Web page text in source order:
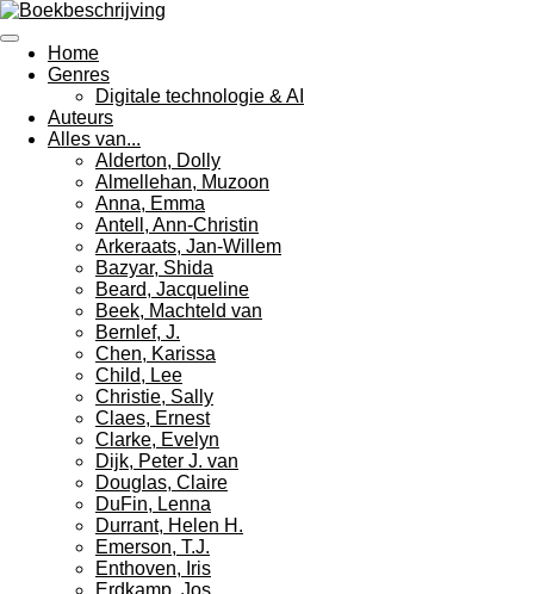
Ga
direct
naar
de
hoofdinhoud
Home
Genres
Digitale technologie & AI
Auteurs
Alles van...
Alderton, Dolly
Almellehan, Muzoon
Anna, Emma
Antell, Ann-Christin
Arkeraats, Jan-Willem
Bazyar, Shida
Beard, Jacqueline
Beek, Machteld van
Bernlef, J.
Chen, Karissa
Child, Lee
Christie, Sally
Claes, Ernest
Clarke, Evelyn
Dijk, Peter J. van
Douglas, Claire
DuFin, Lenna
Durrant, Helen H.
Emerson, T.J.
Enthoven, Iris
Erdkamp, Jos